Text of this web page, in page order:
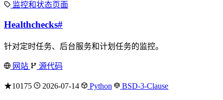
监控和状态页面
Healthchecks#
针对定时任务、后台服务和计划任务的监控。
网站 源代码
★10175 2026-07-14 Python BSD-3-Clause